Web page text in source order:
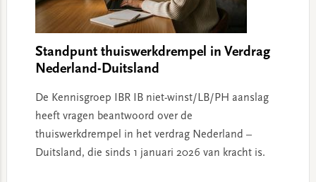
Standpunt thuiswerkdrempel in Verdrag
Nederland-Duitsland
De Kennisgroep IBR IB niet-winst/LB/PH aanslag
heeft vragen beantwoord over de
thuiswerkdrempel in het verdrag Nederland –
Duitsland, die sinds 1 januari 2026 van kracht is.